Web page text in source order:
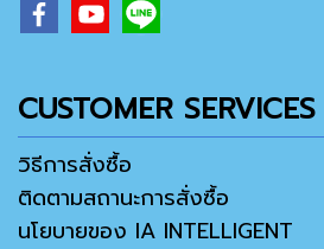
CUSTOMER SERVICES
วิธีการสั่งซื้อ
ติดตามสถานะการสั่งซื้อ
นโยบายของ IA INTELLIGENT